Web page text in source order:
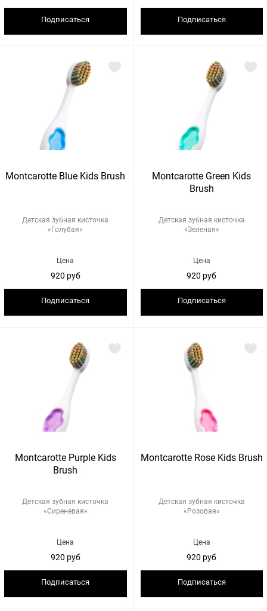
Подписаться Подписаться
Montcarotte Blue Kids Brush
Детская зубная кисточка
«Голубая»
Цена
920 руб
Подписаться
Montcarotte Green Kids
Brush
Детская зубная кисточка
«Зеленая»
Цена
920 руб
Подписаться
Montcarotte Purple Kids
Brush
Детская зубная кисточка
«Сиреневая»
Цена
920 руб
Подписаться
Montcarotte Rose Kids Brush
Детская зубная кисточка
«Розовая»
Цена
920 руб
Подписаться